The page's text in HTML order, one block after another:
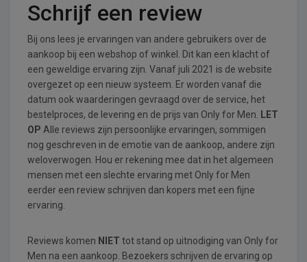
Schrijf een review
Bij ons lees je ervaringen van andere gebruikers over de
aankoop bij een webshop of winkel. Dit kan een klacht of
een geweldige ervaring zijn. Vanaf juli 2021 is de website
overgezet op een nieuw systeem. Er worden vanaf die
datum ook waarderingen gevraagd over de service, het
bestelproces, de levering en de prijs van Only for Men.
LET
OP Alle reviews zijn persoonlijke ervaringen, sommigen
nog geschreven in de emotie van de aankoop, andere zijn
weloverwogen. Hou er rekening mee dat in het algemeen
mensen met een slechte ervaring met Only for Men
eerder een review schrijven dan kopers met een fijne
ervaring.
Reviews komen NIET tot stand op uitnodiging van Only for
Men na een aankoop. Bezoekers schrijven de ervaring op